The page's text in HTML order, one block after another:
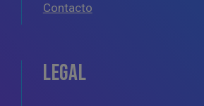
Contacto
LEGAL